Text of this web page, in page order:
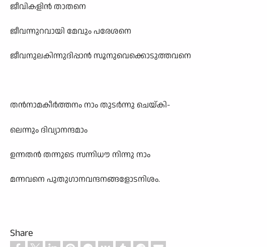
ജീവികളിൻ താതനെ
ജീവന്നുറവായി മേവും പരേശനെ
ജീവനുലകിന്നുദിപ്പാൻ സൂനുവെക്കൊടുത്തവനെ
തൻനാമകീർത്തനം നാം തുടർന്നു ചെയ്കി-
ലെന്നും ദിവ്യാനന്ദമാം
ഉന്നതൻ തന്നുടെ സന്നിധൗ നിന്നു നാം
മന്നവനെ പുതുഗാനവന്ദനങ്ങളോടനിശം.
Share